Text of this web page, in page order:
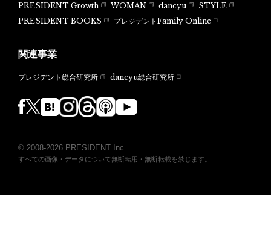
PRESIDENT Growth WOMAN dancyu
STYLE
PRESIDENT BOOKS
プレジデントFamily Online
関連事業
プレジデント総合研究所 dancyu総合研究所
© 2008-2026 PRESIDENT Inc.
すべての画像・データについて無断転用・無断転載を禁じます。